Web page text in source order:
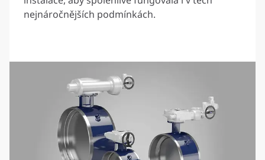
nejnáročnějších podmínkách.